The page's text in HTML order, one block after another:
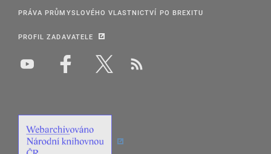
PRÁVA PRŮMYSLOVÉHO VLASTNICTVÍ PO BREXITU
PROFIL ZADAVATELE